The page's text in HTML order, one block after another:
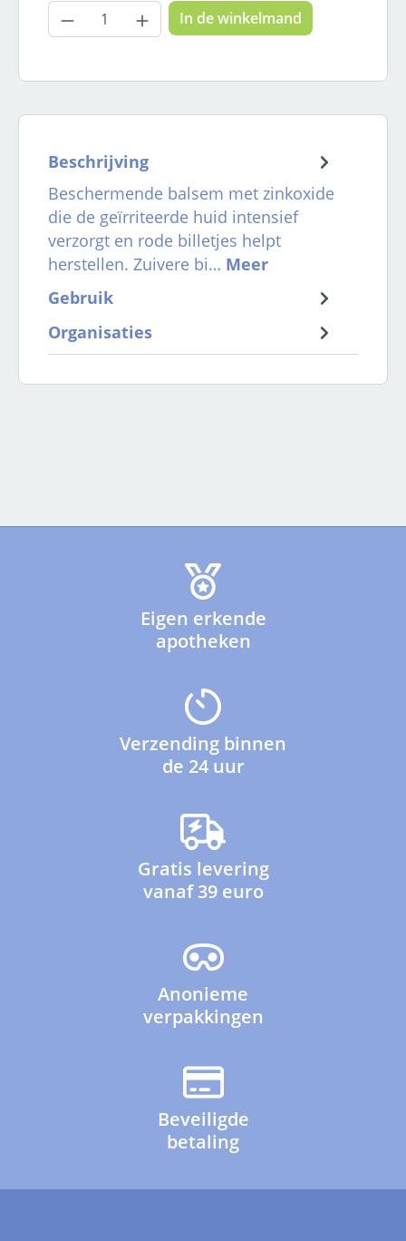
Producthoeveelheid: Voer de
In de winkelmand
Beschrijving
Beschermende balsem met zinkoxide
die de geïrriteerde huid intensief
verzorgt en rode billetjes helpt
herstellen. Zuivere bi… Meer
Gebruik
Organisaties
Eigen erkende
apotheken
Verzending binnen
de 24 uur
Gratis levering
vanaf 39 euro
Anonieme
verpakkingen
Beveiligde
betaling